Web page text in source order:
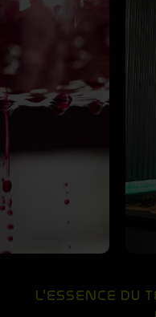
L'ESSENCE DU